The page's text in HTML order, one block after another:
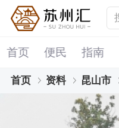
首页 便民 指南
首页 资料 昆山市